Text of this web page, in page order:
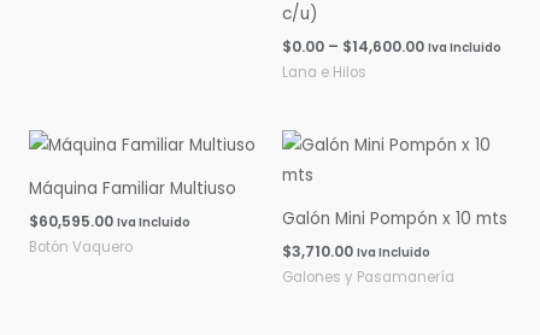
c/u)
$0.00 – $14,600.00 Iva Incluido
Lana e Hilos
Máquina Familiar Multiuso
$60,595.00 Iva Incluido
Botón Vaquero
Galón Mini Pompón x 10 mts
$3,710.00 Iva Incluido
Galones y Pasamanería